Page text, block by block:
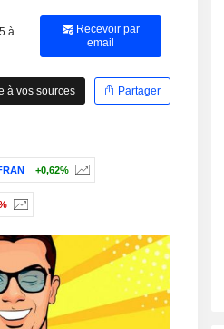
à
Recevoir par
email
à vos sources Partager
+0,62%